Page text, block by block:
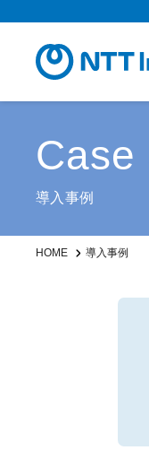
Case
導入事例
HOME 導入事例